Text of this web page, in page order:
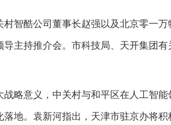
智酷公司董事长赵强以及北京零一万
主持推介会。市科技局、天开集团有
略意义，中关村与和平区在人工智能
地。袁新河指出，天津市驻京办将积